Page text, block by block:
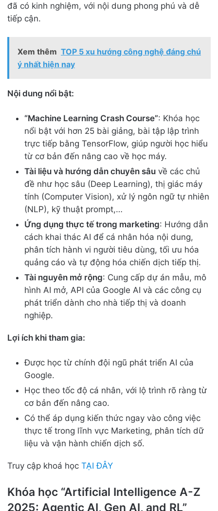
đã có kinh nghiệm, với nội dung phong phú và dễ
tiếp cận.
Xem thêm TOP 5 xu hướng công nghệ đáng chú
ý nhất hiện nay
Nội dung nổi bật:
“Machine Learning Crash Course”: Khóa học
nổi bật với hơn 25 bài giảng, bài tập lập trình
trực tiếp bằng TensorFlow, giúp người học hiểu
từ cơ bản đến nâng cao về học máy.
Tài liệu và hướng dẫn chuyên sâu về các chủ
đề như học sâu (Deep Learning), thị giác máy
tính (Computer Vision), xử lý ngôn ngữ tự nhiên
(NLP), kỹ thuật prompt,…
Ứng dụng thực tế trong marketing: Hướng dẫn
cách khai thác AI để cá nhân hóa nội dung,
phân tích hành vi người tiêu dùng, tối ưu hóa
quảng cáo và tự động hóa chiến dịch tiếp thị.
Tài nguyên mở rộng: Cung cấp dự án mẫu, mô
hình AI mở, API của Google AI và các công cụ
phát triển dành cho nhà tiếp thị và doanh
nghiệp.
Lợi ích khi tham gia:
Được học từ chính đội ngũ phát triển AI của
Google.
Học theo tốc độ cá nhân, với lộ trình rõ ràng từ
cơ bản đến nâng cao.
Có thể áp dụng kiến thức ngay vào công việc
thực tế trong lĩnh vực Marketing, phân tích dữ
liệu và vận hành chiến dịch số.
Truy cập khoá học TẠI ĐÂY
Khóa học “Artificial Intelligence A-Z
2025: Agentic AI, Gen AI, and RL”